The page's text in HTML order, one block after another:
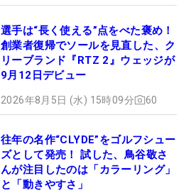
選手は“長く使える”点をべた褒め！
創業者復帰でソールを見直した、ク
リーブランド『RTZ 2』ウェッジが
9月12日デビュー
2026年8月5日 (水) 15時09分 60
往年の名作“CLYDE”をゴルフシュー
ズとして発売！ 試した、鳥谷敬さ
んが注目したのは「カラーリング」
と「動きやすさ」